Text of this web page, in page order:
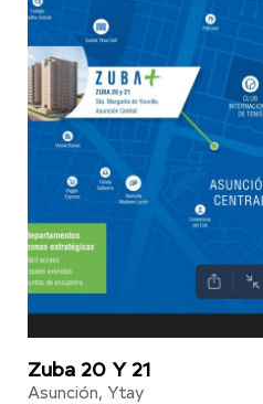
Zuba 20 Y 21
Asunción, Ytay